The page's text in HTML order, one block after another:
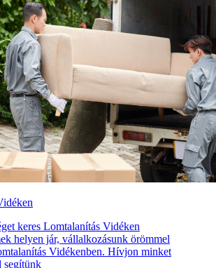
keres Lomtalanítás Vidéken
helyen jár, vállalkozásunk örömmel
Vidékenben. Hívjon minket
segítünk